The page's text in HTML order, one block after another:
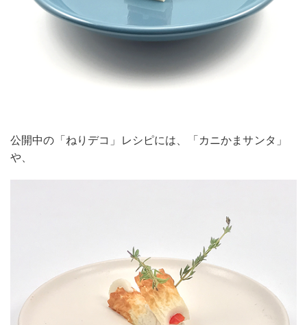
公開中の「ねりデコ」レシピには、「カニかまサンタ」
や、